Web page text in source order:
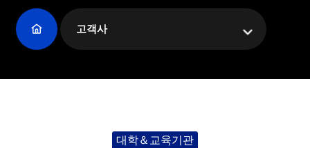
고객사
대학＆교육기관